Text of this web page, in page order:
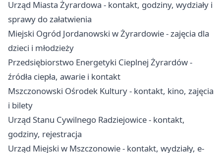
Urząd Miasta Żyrardowa - kontakt, godziny, wydziały i
sprawy do załatwienia
Miejski Ogród Jordanowski w Żyrardowie - zajęcia dla
dzieci i młodzieży
Przedsiębiorstwo Energetyki Cieplnej Żyrardów -
źródła ciepła, awarie i kontakt
Mszczonowski Ośrodek Kultury - kontakt, kino, zajęcia
i bilety
Urząd Stanu Cywilnego Radziejowice - kontakt,
godziny, rejestracja
Urząd Miejski w Mszczonowie - kontakt, wydziały, e-